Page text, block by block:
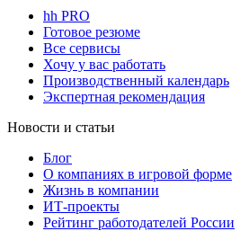
hh PRO
Готовое резюме
Все сервисы
Хочу у вас работать
Производственный календарь
Экспертная рекомендация
Новости и статьи
Блог
О компаниях в игровой форме
Жизнь в компании
ИТ-проекты
Рейтинг работодателей России